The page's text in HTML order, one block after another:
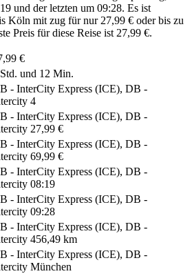
und der letzten um 09:28. Es ist
Köln mit zug für nur 27,99 € oder bis zu
Preis für diese Reise ist 27,99 €.
€
und 12 Min.
- InterCity Express (ICE), DB -
4
- InterCity Express (ICE), DB -
27,99 €
- InterCity Express (ICE), DB -
69,99 €
- InterCity Express (ICE), DB -
08:19
- InterCity Express (ICE), DB -
09:28
- InterCity Express (ICE), DB -
456,49 km
- InterCity Express (ICE), DB -
München